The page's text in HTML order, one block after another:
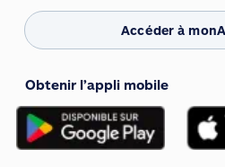
Accéder à
Obtenir l’appli mobile